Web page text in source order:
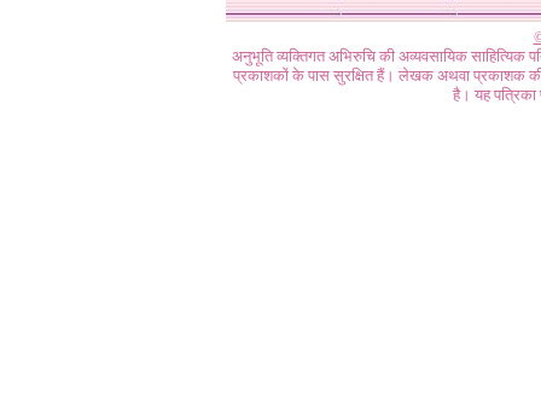
अनुभूति व्यक्तिगत अभिरुचि की अव्यवसायिक
प्रकाशकों के पास सुरक्षित हैं। लेखक अथवा प्रकाशक की
है। यह पत्रिका